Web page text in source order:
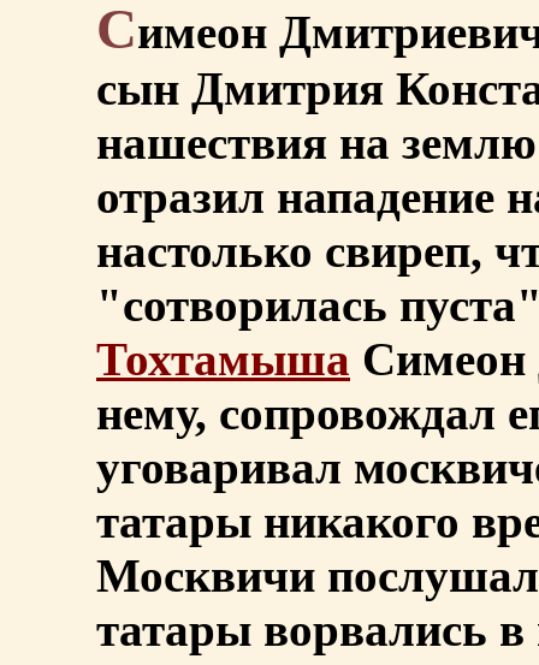
Симеон
сын Дмитрия
нашествия на
отразил нападение
настолько свиреп,
"сотворилась
Тохтамыша Симеон
нему, сопровождал
уговаривал
татары никакого
Москвичи
татары ворвались в